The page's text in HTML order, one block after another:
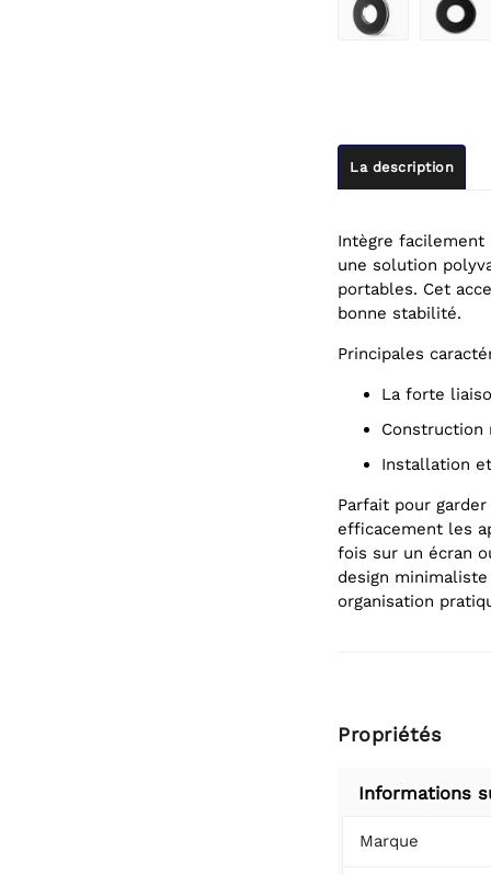
La description
Intègre facilement
une solution
portables. Cet
bonne stabilité.
Principales
La forte
Installation
Parfait pour
efficacement les
fois sur un écran
design
organisation
Propriétés
Informations
Marque